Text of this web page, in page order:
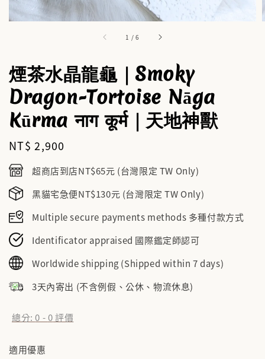
1 /6
煙茶水晶龍龜｜Smoky
Dragon-Tortoise Nāga
Kūrma नाग कूर्म｜天地神獸
Regular
price
NT$ 2,900
超商店到店NT$65元 (台灣限定 TW Only)
黑貓宅急便NT$130元 (台灣限定 TW Only)
Multiple secure payments methods 多種付款方式
Identificator appraised 國際鑑定師認可
Worldwide shipping (Shipped within 7 days)
3天內寄出 (不含例假、公休、物流休息)
總分:0 -0評價
適用優惠